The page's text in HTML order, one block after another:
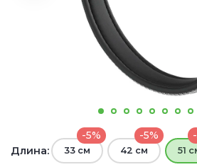
Длина:
-5%
33 см
-5%
42 см 51